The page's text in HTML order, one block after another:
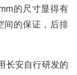
的尺寸显得有
间的保证，后排
长安自行研发的